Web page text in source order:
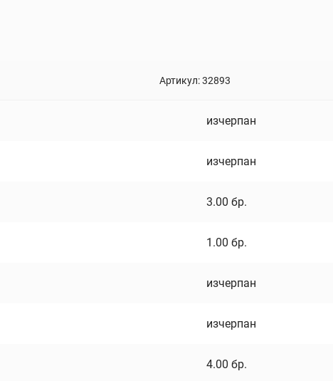
Артикул:32893
изчерпан
изчерпан
3.00 бр.
1.00 бр.
изчерпан
изчерпан
4.00 бр.